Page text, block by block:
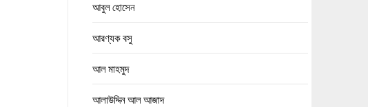
আবুল হোসেন
আরণ্যক বসু
আল মাহমুদ
আলাউদ্দিন আল আজাদ